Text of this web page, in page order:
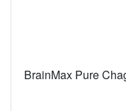
BrainMax Pure